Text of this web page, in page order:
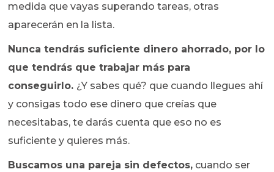
medida que vayas superando tareas, otras
aparecerán en la lista.
Nunca tendrás suficiente dinero ahorrado, por lo
que tendrás que trabajar más para
conseguirlo. ¿Y sabes qué? que cuando llegues ahí
y consigas todo ese dinero que creías que
necesitabas, te darás cuenta que eso no es
suficiente y quieres más.
Buscamos una pareja sin defectos, cuando ser